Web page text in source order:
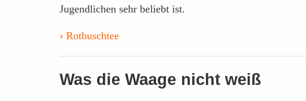
Jugendlichen sehr beliebt ist.
Rotbuschtee
Was die Waage nicht weiß